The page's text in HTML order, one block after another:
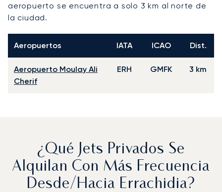
aeropuerto se encuentra a solo 3 km al norte de
la ciudad.
Aeropuertos IATA ICAO Dist.
Aeropuerto Moulay Ali
Cherif
ERH GMFK 3 km
¿Qué Jets Privados Se
Alquilan Con Más Frecuencia
Desde/hacia Errachidia?